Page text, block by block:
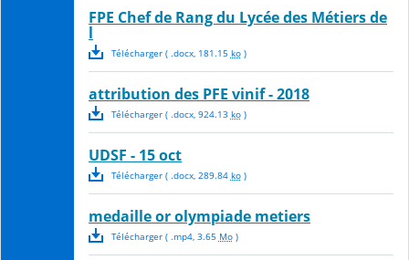
FPE Chef de Rang du Lycée des Métiers de
l
Télécharger( .docx, 181.15 ko)
attribution des PFE vinif - 2018
Télécharger( .docx, 924.13 ko)
UDSF - 15 oct
Télécharger( .docx, 289.84 ko)
medaille or olympiade metiers
Télécharger( .mp4, 3.65 Mo)